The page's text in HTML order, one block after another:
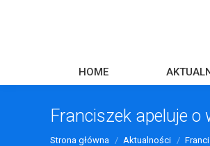
HOME
Franciszek apeluje o
Strona główna Aktualności